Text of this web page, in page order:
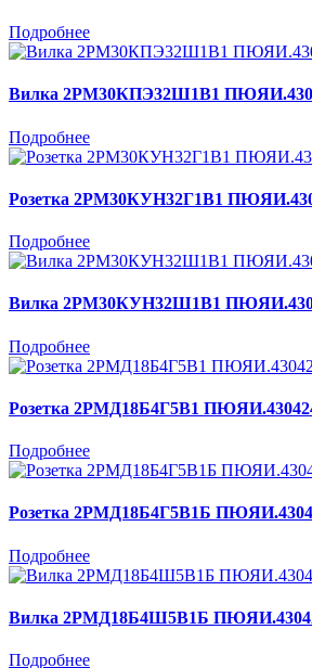
Подробнее
Вилка 2РМ30КПЭ32Ш1В1
Подробнее
Розетка 2РМ30КУН32Г1В1
Подробнее
Вилка 2РМ30КУН32Ш1В1
Подробнее
Розетка 2РМД18Б4Г5В1
Подробнее
Розетка 2РМД18Б4Г5В1Б
Подробнее
Вилка 2РМД18Б4Ш5В1Б
Подробнее